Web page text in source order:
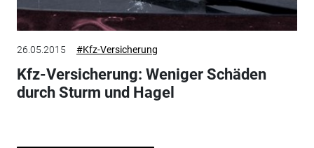
26.05.2015 #Kfz-Versicherung
Kfz-Versicherung: Weniger Schäden
durch Sturm und Hagel